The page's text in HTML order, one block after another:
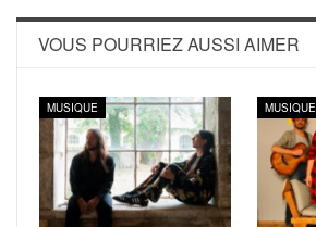
VOUS POURRIEZ AUSSI AIMER
MUSIQUE MUSIQUE